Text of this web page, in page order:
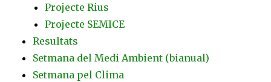
Projecte Rius
Projecte SEMICE
Resultats
Setmana del Medi Ambient (bianual)
Setmana pel Clima